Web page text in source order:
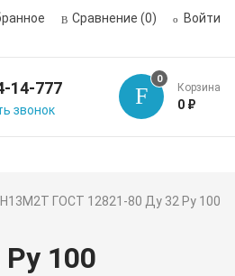
Сравнение (0) Войти
14-777
звонок
0
Корзина
0 ₽
ГОСТ 12821-80 Ду 32 Ру 100
100